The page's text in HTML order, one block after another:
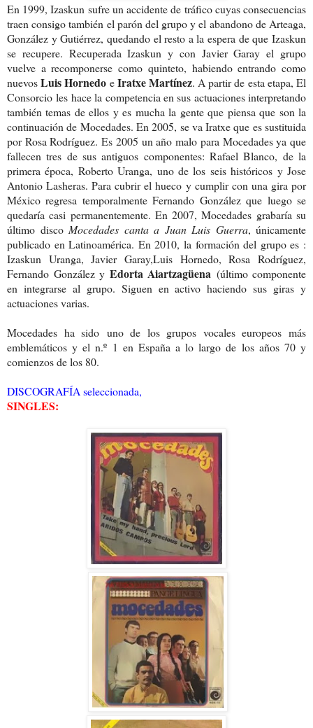
En 1999, Izaskun sufre un accidente de tráfico cuyas consecuencias
traen consigo también el parón del grupo y el abandono de Arteaga,
González y Gutiérrez, quedando el resto a la espera de que Izaskun
se recupere. Recuperada Izaskun y con Javier Garay el grupo
vuelve a recomponerse como quinteto, habiendo entrando como
nuevosLuis Hornedo eIratxe Martínez. A partir de esta etapa, El
Consorcioles hace la competencia en sus actuaciones interpretando
también temas de ellos y es mucha la gente que piensa que son la
continuación de Mocedades. En 2005, se va Iratxe que es sustituida
por Rosa Rodríguez. Es 2005 un año malo para Mocedades ya que
fallecen tres de sus antiguos componentes: Rafael Blanco, de la
primera época, Roberto Uranga, uno de los seis históricos y Jose
Antonio Lasheras. Para cubrir el hueco y cumplir con una gira por
México regresa temporalmente Fernando González que luego se
quedaría casi permanentemente. En 2007, Mocedades grabaría su
último disco Mocedades canta a Juan Luis Guerra, únicamente
publicado en Latinoamérica. En 2010, la formación del grupo es :
Izaskun Uranga, Javier Garay,Luis Hornedo, Rosa Rodríguez,
Fernando González y Edorta Aiartzagüena (último componente
en integrarse al grupo. Siguen en activo haciendo sus giras y
actuaciones varias.
Mocedades ha sido uno de los grupos vocales europeos más
emblemáticos y el n.º 1 en España a lo largo de los años 70 y
comienzos de los 80.
DISCOGRAFÍA seleccionada,
SINGLES: